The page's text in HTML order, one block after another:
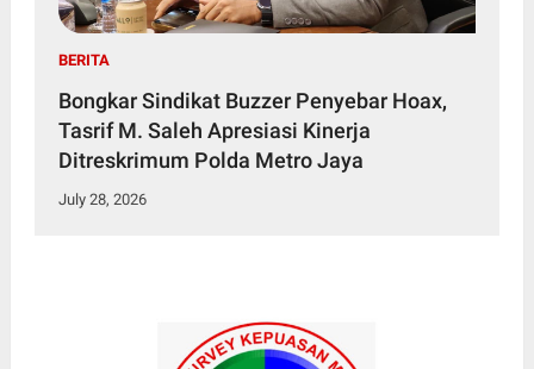
BERITA
Bongkar Sindikat Buzzer Penyebar Hoax,
Tasrif M. Saleh Apresiasi Kinerja
Ditreskrimum Polda Metro Jaya
July 28, 2026